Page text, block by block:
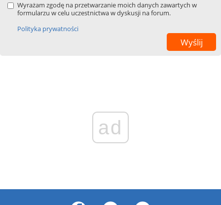
Wyrażam zgodę na przetwarzanie moich danych zawartych w
formularzu w celu uczestnictwa w dyskusji na forum.
Polityka prywatności
ad